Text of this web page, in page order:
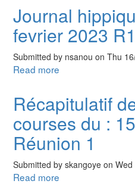
02-
2023
-
1
hippique
ECD
du
18
fevrier
Journal
fevrier 2023 R1
Submitted by nsanou on Thu
Read more
hippique
ECD
du
18
fevrier
2023
R1
Récapitulatif
courses du :
Réunion 1
Submitted by skangoye on
Read more